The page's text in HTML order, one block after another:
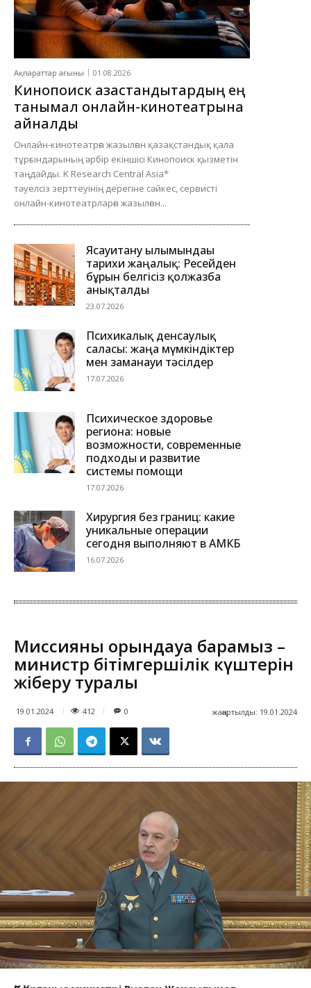
Ақпараттар ағыны 01.08.2026
Кинопоиск қазақстандықтардың ең
танымал онлайн-кинотеатрына
айналды
Онлайн-кинотеатрға жазылған қазақстандық қала
тұрғындарының әрбір екіншісі Кинопоиск қызметін
таңдайды. K Research Central Asia*
тәуелсіз зерттеуінің дерегіне сәйкес, сервисті
онлайн-кинотеатрларға жазылған...
Ясауитану ғылымындағы
тарихи жаңалық: Ресейден
бұрын белгісіз қолжазба
анықталды
23.07.2026
Психикалық денсаулық
саласы: жаңа мүмкіндіктер
мен заманауи тәсілдер
17.07.2026
Психическое здоровье
региона: новые
возможности, современные
подходы и развитие
системы помощи
17.07.2026
Хирургия без границ: какие
уникальные операции
сегодня выполняют в АМКБ
16.07.2026